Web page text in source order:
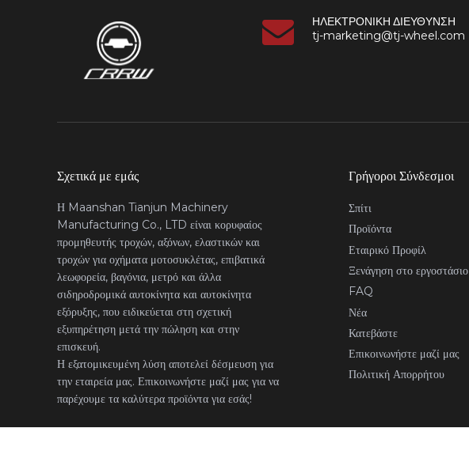
ΗΛΕΚΤΡΟΝΙΚΗ ΔΙΕΥΘΥΝΣΗ
tj-marketing@tj-wheel.com
Σχετικά με εμάς
Η Maanshan Tianjun Machinery
Manufacturing Co., LTD είναι κορυφαίος
προμηθευτής τροχών, αξόνων, ελαστικών και
τροχών για οχήματα μοτοσυκλέτας, επιβατικά
λεωφορεία, βαγόνια, μετρό και άλλα
σιδηροδρομικά αυτοκίνητα και αυτοκίνητα
εξόρυξης, που ειδικεύεται στη σχετική
εξυπηρέτηση μετά την πώληση και στην
επισκευή.
Η εξατομικευμένη λύση αποτελεί δέσμευση για
την εταιρεία μας. Επικοινωνήστε μαζί μας για να
παρέχουμε τα καλύτερα προϊόντα για εσάς!
Γρήγοροι Σύνδεσμοι
Σπίτι
Προϊόντα
Εταιρικό Προφίλ
Ξενάγηση στο εργοστάσιο
FAQ
Νέα
Κατεβάστε
Επικοινωνήστε μαζί μας
Πολιτική Απορρήτου